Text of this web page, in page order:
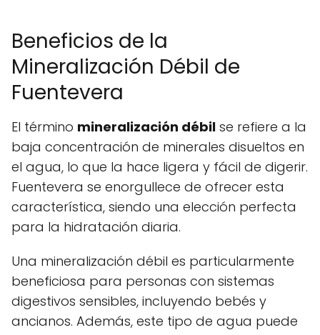
Beneficios de la
Mineralización Débil de
Fuentevera
El término mineralización débil se refiere a la
baja concentración de minerales disueltos en
el agua, lo que la hace ligera y fácil de digerir.
Fuentevera se enorgullece de ofrecer esta
característica, siendo una elección perfecta
para la hidratación diaria.
Una mineralización débil es particularmente
beneficiosa para personas con sistemas
digestivos sensibles, incluyendo bebés y
ancianos. Además, este tipo de agua puede